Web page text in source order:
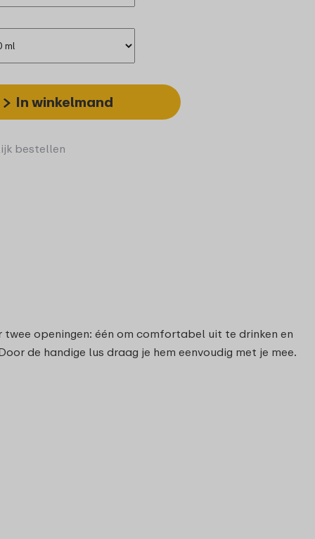
In winkelmand
bestellen
openingen: één om comfortabel uit te drinken en
de handige lus draag je hem eenvoudig met je mee.